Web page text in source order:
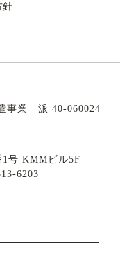
針
事業 派 40-060024
1号 KMMビル5F
6203